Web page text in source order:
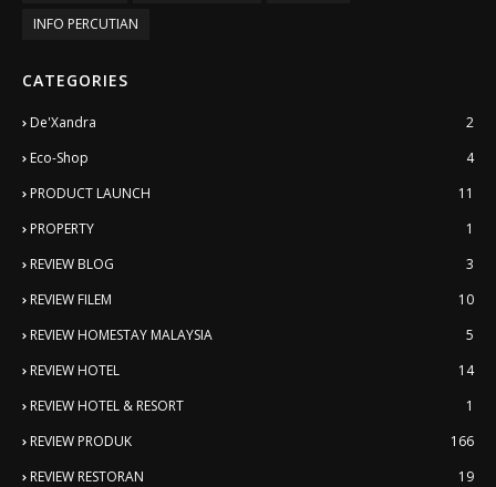
INFO PERCUTIAN
CATEGORIES
De'Xandra
2
Eco-Shop
4
PRODUCT LAUNCH
11
PROPERTY
1
REVIEW BLOG
3
REVIEW FILEM
10
REVIEW HOMESTAY MALAYSIA
5
REVIEW HOTEL
14
REVIEW HOTEL & RESORT
1
REVIEW PRODUK
166
REVIEW RESTORAN
19